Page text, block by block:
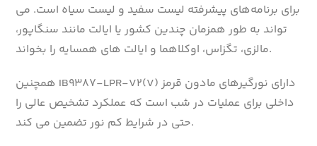
برای برنامه‌های پیشرفته لیست سفید و لیست سیاه است. می
تواند به طور همزمان چندین کشور یا ایالت مانند سنگاپور،
مالزی، تگزاس، اوکلاهما و ایالت های همسایه را بخواند.
همچنین IB9387-LPR-V2(V) دارای نورگیرهای مادون قرمز
داخلی برای عملیات در شب است که عملکرد تشخیص عالی را
حتی در شرایط کم نور تضمین می کند.